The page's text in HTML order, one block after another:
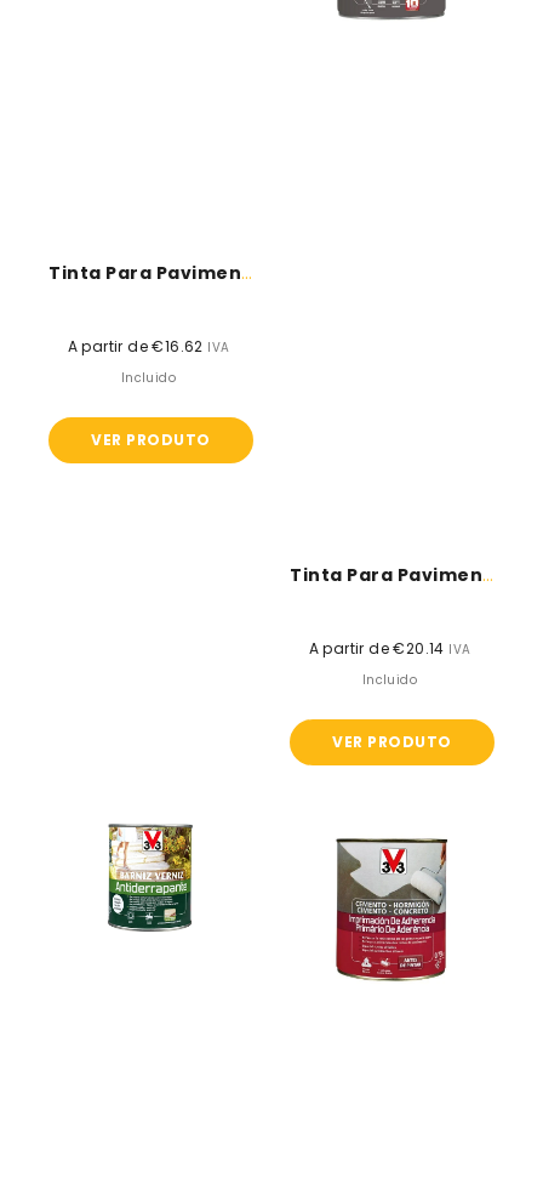
Tinta Para Pavimento - V33
Preço
normal
A partir de €16.62 IVA
Incluido
VER PRODUTO
Extremos
Tinta Para Pavimento - V33 Climas...
Preço
normal
A partir de €20.14 IVA
Incluido
VER PRODUTO
Anti-
Derrapante
-
V33
de
Aderência
-
V33